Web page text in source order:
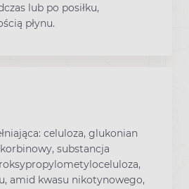
lub po posiłku,
płynu.
celuloza, glukonian
substancja
amid kwasu nikotynowego,